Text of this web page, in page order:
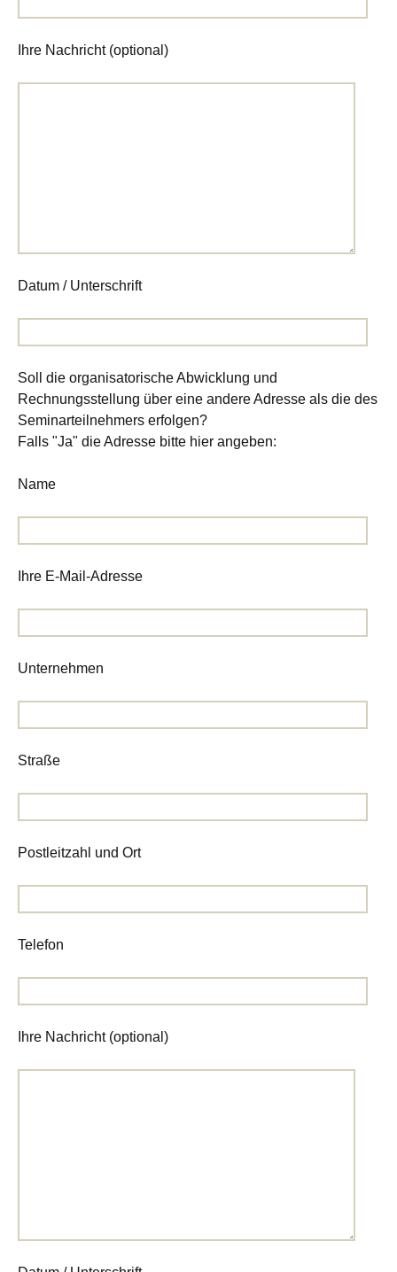
Ihre Nachricht (optional)
Datum / Unterschrift
Soll die organisatorische Abwicklung und
Rechnungsstellung über eine andere Adresse als die des
Seminarteilnehmers erfolgen?
Falls "Ja" die Adresse bitte hier angeben:
Name
Ihre E-Mail-Adresse
Unternehmen
Straße
Postleitzahl und Ort
Telefon
Ihre Nachricht (optional)